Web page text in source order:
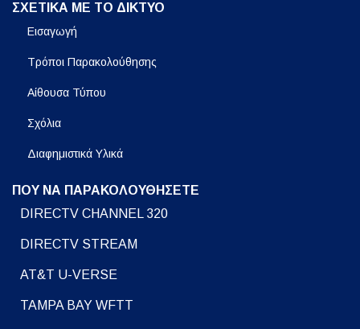
ΣΧΕΤΙΚΑ ΜΕ ΤΟ ΔΙΚΤΥΟ
Εισαγωγή
Τρόποι Παρακολούθησης
Αίθουσα Τύπου
Σχόλια
Διαφημιστικά Υλικά
ΠΟΥ ΝΑ ΠΑΡΑΚΟΛΟΥΘΗΣΕΤΕ
DIRECTV CHANNEL 320
DIRECTV STREAM
AT&T U-VERSE
TAMPA BAY WFTT